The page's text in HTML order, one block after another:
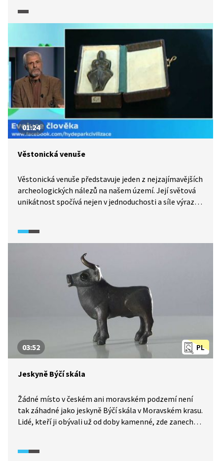
první stabilní knížectví, z něhož se postupně vyvinul
stát. Dodnes nevíme, kde přesně leželo centrum říše,
za to ale máme poměrně přesnou představu o tom, jak
vypadalo tehdejší sídliště našich předků.
01:24
Věstonická venuše
Věstonická venuše představuje jeden z nejzajímavějších
archeologických nálezů na našem území. Její světová
unikátnost spočívá nejen v jednoduchosti a síle výrazu,
PL
03:52
Jeskyně Býčí skála
Žádné místo v českém ani moravském podzemí není
tak záhadné jako jeskyně Býčí skála v Moravském krasu.
Lidé, kteří ji obývali už od doby kamenné, zde zanechali
Jindřich Wankel zde v 19. století objevil rozsáhlé